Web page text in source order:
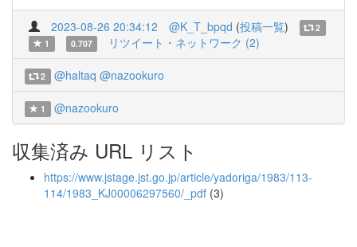
2023-08-26 20:34:12 @K_T_bpqd (投稿一覧)
2
1
0.707 リツイート・ネットワーク (2)
2 @haltaq @nazookuro
1 @nazookuro
収集済み URL リスト
https://www.jstage.jst.go.jp/article/yadoriga/1983/113-
114/1983_KJ00006297560/_pdf (3)